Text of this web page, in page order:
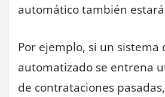
automático también
Por ejemplo, si un sistema
automatizado se entrena
de contrataciones